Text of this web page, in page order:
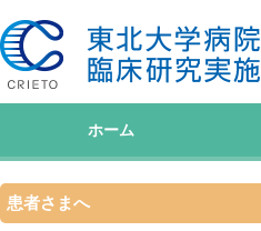
ホーム
患者さまへ